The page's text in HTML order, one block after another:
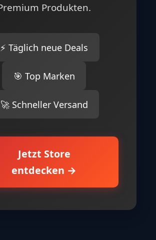
Produkten.
⚡ Täglich neue Deals
🎯 Top Marken
🚀 Schneller Versand
Jetzt Store
entdecken →